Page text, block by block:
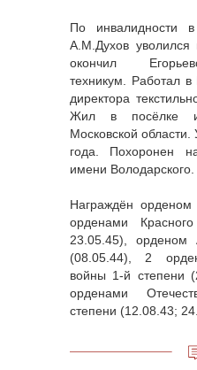
По инвалидности
А.М.Духов
окончил
техникум. Работал
директора
Жил в посёлке
Московской
года. Похоронен
имени Володарского.
Награждён
орденами
23.05.45), орденом
(08.05.44), 2
войны 1-й степени
орденами
степени (12.08.43;